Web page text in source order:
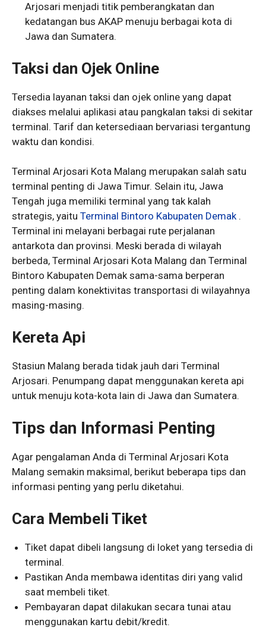
Arjosari menjadi titik pemberangkatan dan
kedatangan bus AKAP menuju berbagai kota di
Jawa dan Sumatera.
Taksi dan Ojek Online
Tersedia layanan taksi dan ojek online yang dapat
diakses melalui aplikasi atau pangkalan taksi di sekitar
terminal. Tarif dan ketersediaan bervariasi tergantung
waktu dan kondisi.
Terminal Arjosari Kota Malang merupakan salah satu
terminal penting di Jawa Timur. Selain itu, Jawa
Tengah juga memiliki terminal yang tak kalah
strategis, yaitu Terminal Bintoro Kabupaten Demak .
Terminal ini melayani berbagai rute perjalanan
antarkota dan provinsi. Meski berada di wilayah
berbeda, Terminal Arjosari Kota Malang dan Terminal
Bintoro Kabupaten Demak sama-sama berperan
penting dalam konektivitas transportasi di wilayahnya
masing-masing.
Kereta Api
Stasiun Malang berada tidak jauh dari Terminal
Arjosari. Penumpang dapat menggunakan kereta api
untuk menuju kota-kota lain di Jawa dan Sumatera.
Tips dan Informasi Penting
Agar pengalaman Anda di Terminal Arjosari Kota
Malang semakin maksimal, berikut beberapa tips dan
informasi penting yang perlu diketahui.
Cara Membeli Tiket
Tiket dapat dibeli langsung di loket yang tersedia di
terminal.
Pastikan Anda membawa identitas diri yang valid
saat membeli tiket.
Pembayaran dapat dilakukan secara tunai atau
menggunakan kartu debit/kredit.